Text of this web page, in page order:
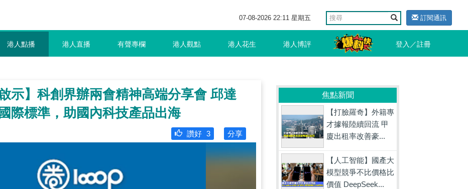
07-08-2026 22:11 星期五 訂閱通訊
港人點播 港人直播 有聲專欄 港人觀點 港人花生 港人博評 登入／註冊
示】科創界辦兩會精神高端分享會 邱達
際標準，助國內科技產品出海
分享
讚好 3
焦點新聞
【打臉羅奇】外籍專
才據報陸續回流 甲
廈出租率改善豪...
【人工智能】國產大
模型競爭不比價格比
價值 DeepSeek...